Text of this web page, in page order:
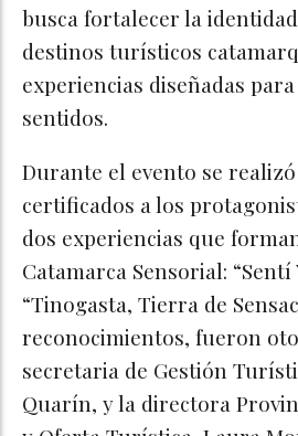
busca fortalecer la
destinos turísticos
experiencias diseñadas
sentidos.
Durante el evento se
certificados a los
dos experiencias que
Catamarca Sensorial: “Sentí
“Tinogasta, Tierra de
reconocimientos, fueron
secretaria de Gestión
Quarín, y la directora